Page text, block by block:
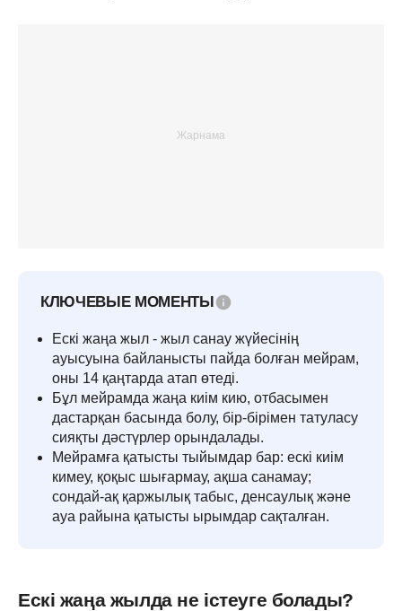
КЛЮЧЕВЫЕ МОМЕНТЫ
Ескі жаңа жыл - жыл санау жүйесінің
ауысуына байланысты пайда болған мейрам,
оны 14 қаңтарда атап өтеді.
Бұл мейрамда жаңа киім кию, отбасымен
дастарқан басында болу, бір-бірімен татуласу
сияқты дәстүрлер орындалады.
Мейрамға қатысты тыйымдар бар: ескі киім
кимеу, қоқыс шығармау, ақша санамау;
сондай-ақ қаржылық табыс, денсаулық және
ауа райына қатысты ырымдар сақталған.
Ескі жаңа жылда не істеуге болады?